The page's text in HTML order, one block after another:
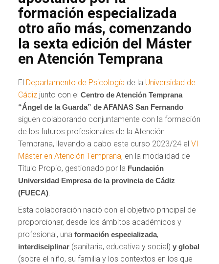
formación especializada
otro año más, comenzando
la sexta edición del Máster
en Atención Temprana
El Departamento de Psicología de la Universidad de
Cádiz junto con elCentro de Atención Temprana
“Ángel de la Guarda” de AFANAS San Fernando
siguen colaborando conjuntamente con la formación
de los futuros profesionales de la Atención
Temprana, llevando a cabo este curso 2023/24 elVI
Máster en Atención Temprana, en la modalidad de
Título Propio, gestionado por la Fundación
Universidad Empresa de la provincia de Cádiz
(FUECA)
Esta colaboración nació con el objetivo principal de
proporcionar, desde los ámbitos académicos y
profesional, unaformación especializada,
interdisciplinar (sanitaria, educativa y social)y global
(sobre el niño, su familia y los contextos en los que